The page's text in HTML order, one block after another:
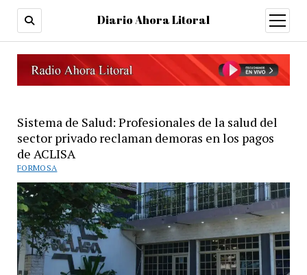
Diario Ahora Litoral
open
menu
Sistema de Salud: Profesionales de la salud del
sector privado reclaman demoras en los pagos
de ACLISA
FORMOSA